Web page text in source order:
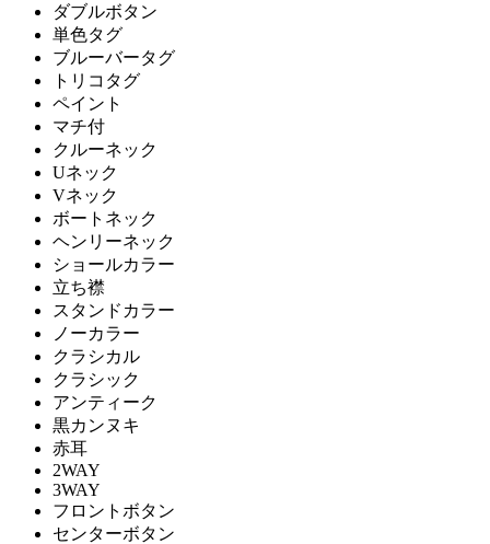
ダブルボタン
単色タグ
ブルーバータグ
トリコタグ
ペイント
マチ付
クルーネック
Uネック
Vネック
ボートネック
ヘンリーネック
ショールカラー
立ち襟
スタンドカラー
ノーカラー
クラシカル
クラシック
アンティーク
黒カンヌキ
赤耳
2WAY
3WAY
フロントボタン
センターボタン